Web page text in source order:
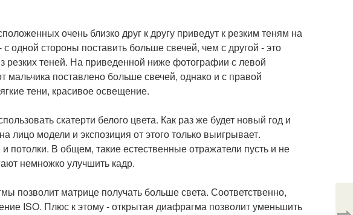
очень близко друг к другу приведут к резким теням на
одной стороны поставить больше свечей, чем с другой - это
резких теней. На приведенной ниже фотографии с левой
мальчика поставлено больше свечей, однако и с правой
тени, красивое освещение.
скатерти белого цвета. Как раз же будет новый год и
лицо модели и экспозиция от этого только выигрывает.
В общем, такие естественные отражатели пусть и не
немножко улучшить кадр.
позволит матрице получать больше света. Соответственно,
ISO. Плюс к этому - открытая диафрагма позволит уменьшить